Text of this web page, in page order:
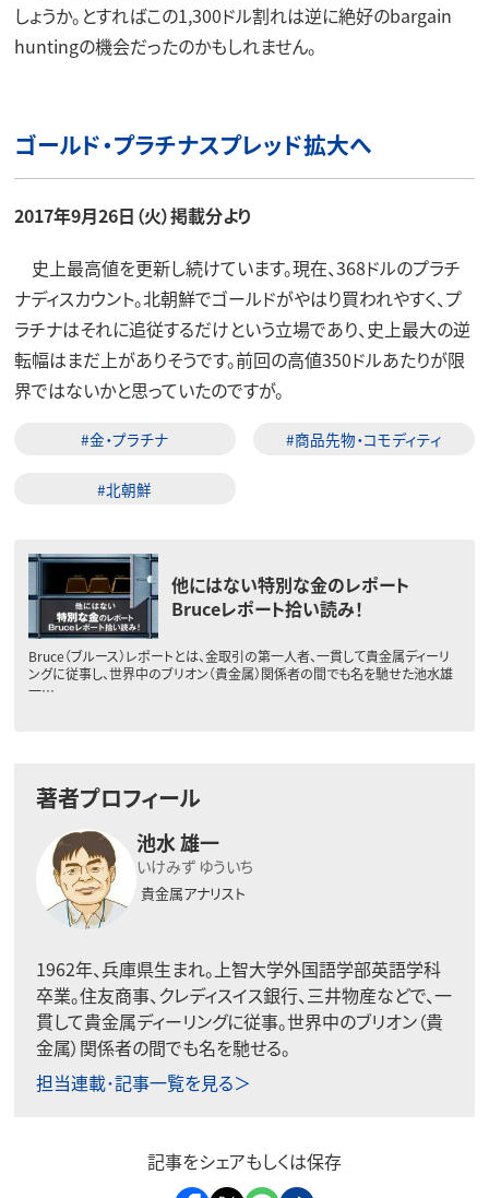
しょうか。とすればこの1,300ドル割れは逆に絶好のbargain
huntingの機会だったのかもしれません。
ゴールド・プラチナスプレッド拡大へ
2017年9月26日（火）掲載分より
史上最高値を更新し続けています。現在、368ドルのプラチ
ナディスカウント。北朝鮮でゴールドがやはり買われやすく、プ
ラチナはそれに追従するだけという立場であり、史上最大の逆
転幅はまだ上がありそうです。前回の高値350ドルあたりが限
界ではないかと思っていたのですが。
#金・プラチナ #商品先物・コモディティ
#北朝鮮
他にはない特別な金のレポート
Bruceレポート拾い読み！
Bruce（ブルース）レポートとは、金取引の第一人者、一貫して貴金属ディーリ
ングに従事し、世界中のブリオン（貴金属）関係者の間でも名を馳せた池水雄
一…
著者プロフィール
池水 雄一
いけみず ゆういち
貴金属アナリスト
1962年、兵庫県生まれ。上智大学外国語学部英語学科
卒業。住友商事、クレディスイス銀行、三井物産などで、一
貫して貴金属ディーリングに従事。世界中のブリオン（貴
金属）関係者の間でも名を馳せる。
担当連載･記事一覧を見る＞
記事をシェアもしくは保存